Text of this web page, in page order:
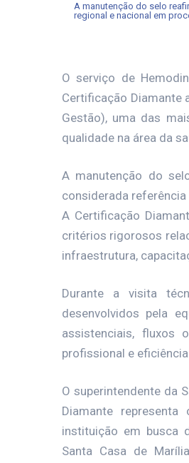
A manutenção do selo
regional e nacional em
O serviço de
Certificação Diamante
Gestão), uma das
qualidade na área da
A manutenção do
considerada
A Certificação
critérios rigorosos
infraestrutura,
Durante a visita
desenvolvidos pela
assistenciais, fluxos
profissional e
O superintendente da
Diamante
instituição em busca
Santa Casa de